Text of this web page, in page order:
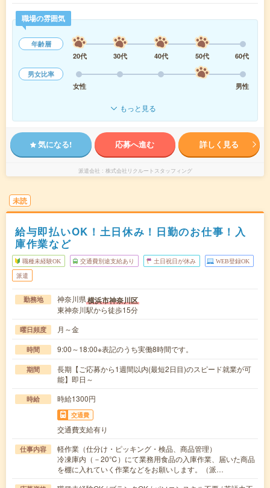
職場の雰囲気
年齢層
20代
30代 40代 50代
60代
男女比率
女性
男性
もっと見る
気になる! 応募へ進む 詳しく見る
派遣会社 株式会社リクルートスタッフィング
未読
給与即払いOK！土日休み！日勤のお仕事！入
庫作業など
職種未経験OK 交通費別途支給あり 土日祝日が休み WEB登録OK
派遣
勤務地 神奈川県横浜市神奈川区
東神奈川駅から徒歩15分
曜日頻度 月～金
時間 9:00～18:00※表記のうち実働8時間です。
期間
長期【ご応募から1週間以内(最短2日目)のスピード就業が可
能】即日～
時給 時給1300円
交通費
交通費支給有り
仕事内容
軽作業（仕分け・ピッキング・検品、商品管理）
冷凍庫内（－20℃）にて業務用食品の入庫作業、届いた商品
を棚に入れていく作業などをお願いします。（派…